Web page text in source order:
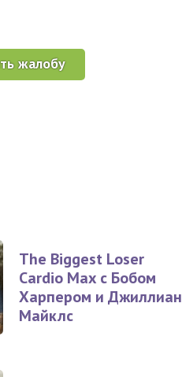
жалобу
The Biggest Loser
Cardio Max c Бобом
Харпером и Джиллиан
Майклс